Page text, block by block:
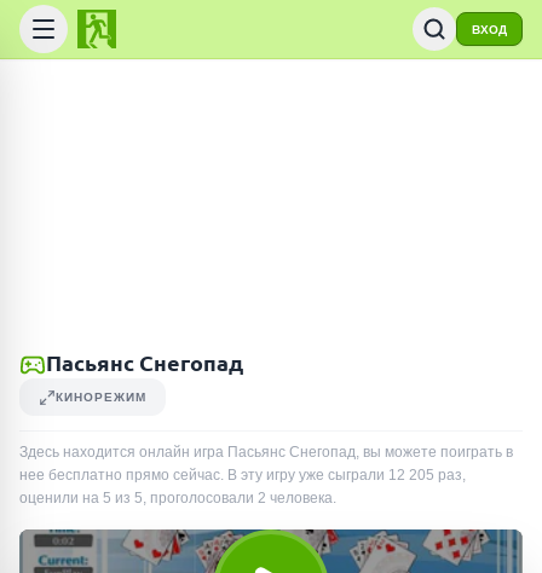
ВХОД
Пасьянс Снегопад
КИНОРЕЖИМ
Здесь находится онлайн игра Пасьянс Снегопад, вы можете поиграть в
нее бесплатно прямо сейчас. В эту игру уже сыграли 12 205 раз,
оценили на 5 из 5, проголосовали 2 человека.